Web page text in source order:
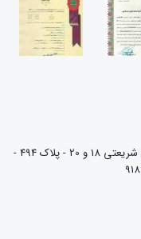
نشانی : مشهد - شهرک غرب - بلوار شریعتی - بین شریعتی 18 و 20 - پلاک 494 -